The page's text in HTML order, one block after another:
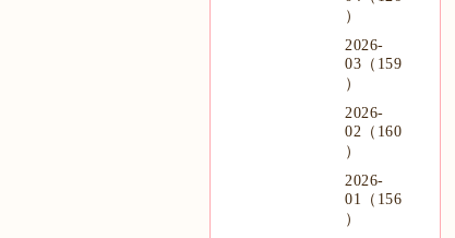
）
2026-
03（159
）
2026-
02（160
）
2026-
01（156
）